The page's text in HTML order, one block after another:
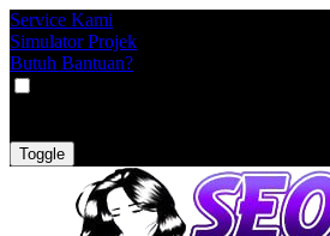
Service Kami
Simulator Projek
Butuh Bantuan?
Toggle